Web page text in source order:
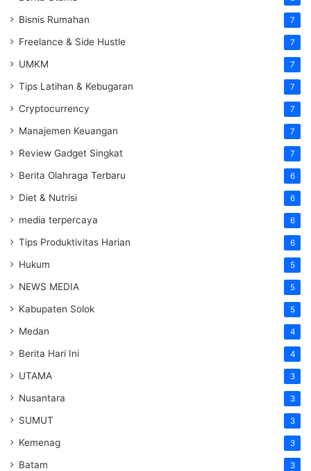
Bisnis Rumahan 7
Freelance & Side Hustle 7
UMKM 7
Tips Latihan & Kebugaran 7
Cryptocurrency 7
Manajemen Keuangan 7
Review Gadget Singkat 7
Berita Olahraga Terbaru 6
Diet & Nutrisi 6
media terpercaya 6
Tips Produktivitas Harian 6
Hukum 5
NEWS MEDIA 5
Kabupaten Solok 5
Medan 4
Berita Hari Ini 4
UTAMA 3
Nusantara 3
SUMUT 3
Kemenag 3
Batam 3